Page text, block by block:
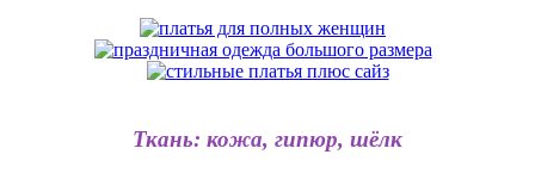
Ткань: кожа, гипюр, шёлк